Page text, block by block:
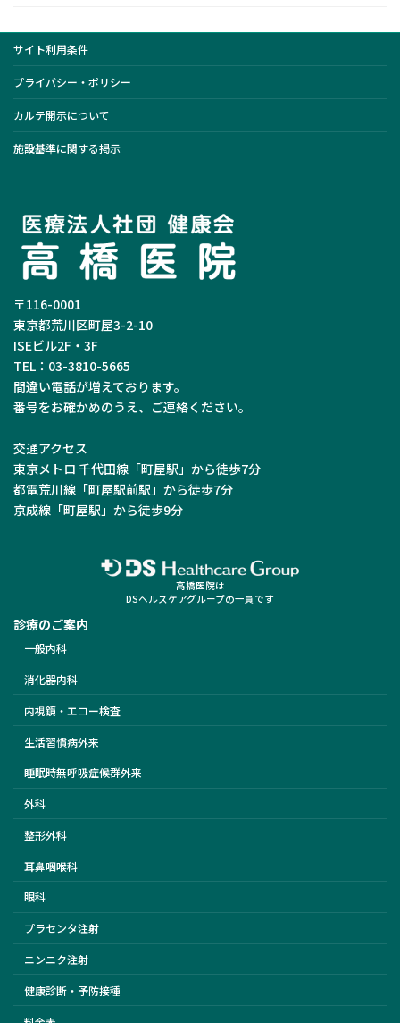
サイト利用条件
プライバシー・ポリシー
カルテ開示について
施設基準に関する掲示
〒116-0001
東京都荒川区町屋3-2-10
ISEビル2F・3F
TEL：03-3810-5665
間違い電話が増えております。
番号をお確かめのうえ、ご連絡ください。
交通アクセス
東京メトロ 千代田線「町屋駅」から徒歩7分
都電荒川線「町屋駅前駅」から徒歩7分
京成線「町屋駅」から徒歩9分
高橋医院は
DSヘルスケアグループの一員です
診療のご案内
一般内科
消化器内科
内視鏡・エコー検査
生活習慣病外来
睡眠時無呼吸症候群外来
外科
整形外科
耳鼻咽喉科
眼科
プラセンタ注射
ニンニク注射
健康診断・予防接種